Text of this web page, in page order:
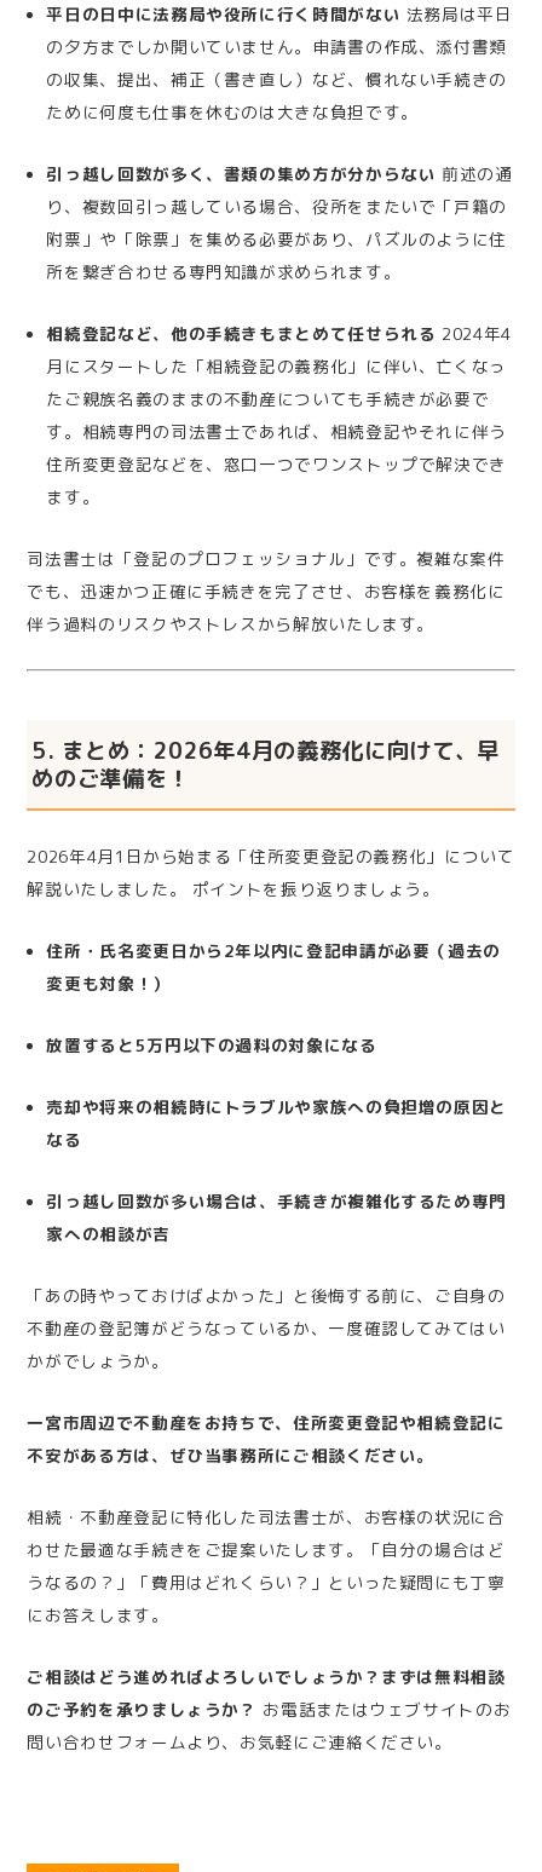
平日の日中に法務局や役所に行く時間がない 法務局は平日
の夕方までしか開いていません。申請書の作成、添付書類
の収集、提出、補正（書き直し）など、慣れない手続きの
ために何度も仕事を休むのは大きな負担です。
引っ越し回数が多く、書類の集め方が分からない 前述の通
り、複数回引っ越している場合、役所をまたいで「戸籍の
附票」や「除票」を集める必要があり、パズルのように住
所を繋ぎ合わせる専門知識が求められます。
相続登記など、他の手続きもまとめて任せられる 2024年4
月にスタートした「相続登記の義務化」に伴い、亡くなっ
たご親族名義のままの不動産についても手続きが必要で
す。相続専門の司法書士であれば、相続登記やそれに伴う
住所変更登記などを、窓口一つでワンストップで解決でき
ます。
司法書士は「登記のプロフェッショナル」です。複雑な案件
でも、迅速かつ正確に手続きを完了させ、お客様を義務化に
伴う過料のリスクやストレスから解放いたします。
5. まとめ：2026年4月の義務化に向けて、早
めのご準備を！
2026年4月1日から始まる「住所変更登記の義務化」について
解説いたしました。 ポイントを振り返りましょう。
住所・氏名変更日から2年以内に登記申請が必要（過去の
変更も対象！）
放置すると5万円以下の過料の対象になる
売却や将来の相続時にトラブルや家族への負担増の原因と
なる
引っ越し回数が多い場合は、手続きが複雑化するため専門
家への相談が吉
「あの時やっておけばよかった」と後悔する前に、ご自身の
不動産の登記簿がどうなっているか、一度確認してみてはい
かがでしょうか。
一宮市周辺で不動産をお持ちで、住所変更登記や相続登記に
不安がある方は、ぜひ当事務所にご相談ください。
相続・不動産登記に特化した司法書士が、お客様の状況に合
わせた最適な手続きをご提案いたします。「自分の場合はど
うなるの？」「費用はどれくらい？」といった疑問にも丁寧
にお答えします。
ご相談はどう進めればよろしいでしょうか？まずは無料相談
のご予約を承りましょうか？ お電話またはウェブサイトのお
問い合わせフォームより、お気軽にご連絡ください。